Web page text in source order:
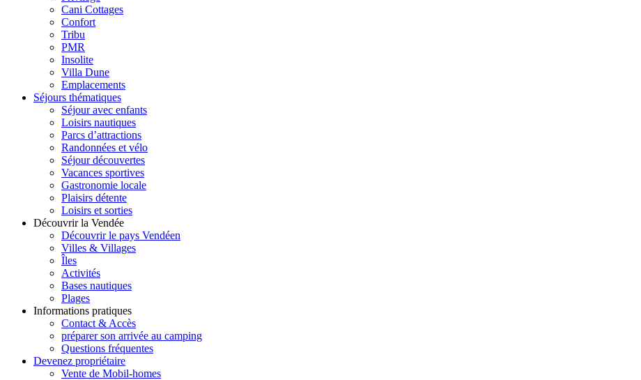
Cani Cottages
Confort
Tribu
PMR
Insolite
Villa Dune
Emplacements
Séjours thématiques
Séjour avec enfants
Loisirs nautiques
Parcs d’attractions
Randonnées et vélo
Séjour découvertes
Vacances sportives
Gastronomie locale
Plaisirs détente
Loisirs et sorties
Découvrir la Vendée
Découvrir le pays Vendéen
Villes & Villages
Îles
Activités
Bases nautiques
Plages
Informations pratiques
Contact & Accès
préparer son arrivée au camping
Questions fréquentes
Devenez propriétaire
Vente de Mobil-homes